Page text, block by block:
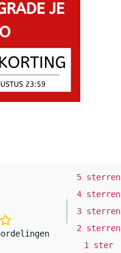
5 sterren
4 sterren
3 sterren
2 sterren
1 ster